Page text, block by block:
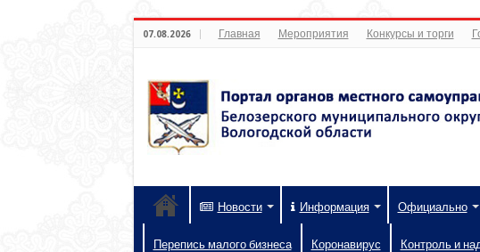
07.08.2026 Главная Мероприятия Конкурсы и торги
Новости Информация Официально
Перепись малого бизнеса Коронавирус Контроль и